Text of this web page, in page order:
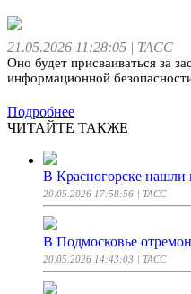
21.05.2026 11:28:05 | ТАСС
Оно будет присваиваться за
информационной
Подробнее
ЧИТАЙТЕ ТАКЖЕ
В Красногорске нашли
20.05.2026 17:58:56 | ТАСС
В Подмосковье
20.05.2026 14:43:03 | ТАСС